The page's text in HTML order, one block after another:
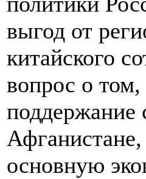
выгод от
китайского
вопрос о
поддержание
основную